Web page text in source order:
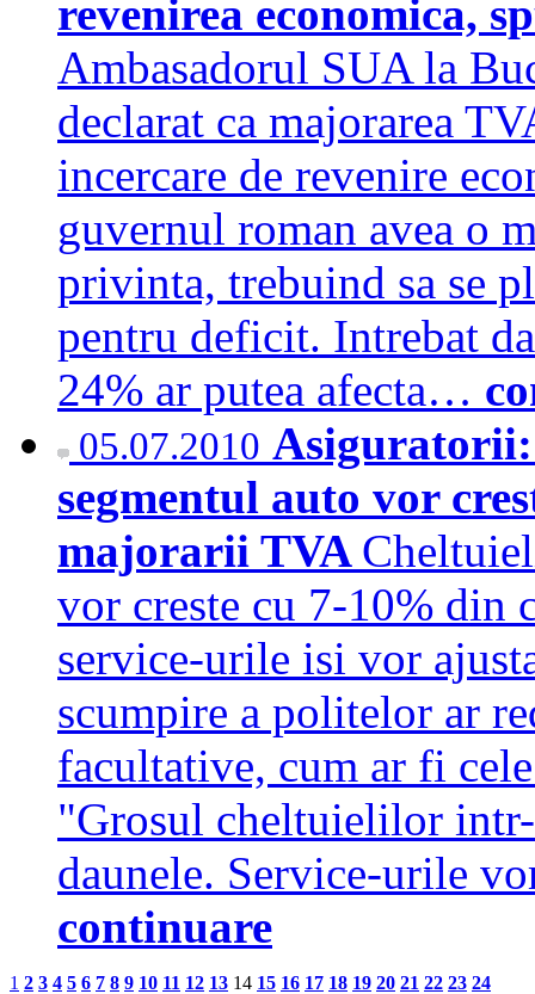
revenirea economica,
Ambasadorul SUA la
declarat ca majorarea
incercare de revenire
guvernul roman avea o
privinta, trebuind sa se
pentru deficit. Intrebat
24% ar putea afecta…
05.07.2010 Asiguratorii:
segmentul auto vor
majorarii TVA
vor creste cu 7-10% din
service-urile isi vor
scumpire a politelor ar
facultative, cum ar fi
"Grosul cheltuielilor
daunele. Service-urile
continuare
1 2 3 4 5 6 7 8 9 10 11 12 13 14 15 16 17 18 19 20 21 22 23 24